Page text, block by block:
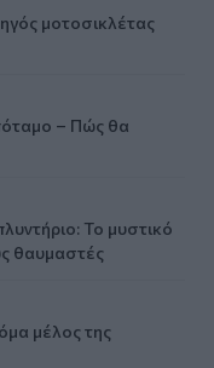
μοτοσικλέτας
– Πώς θα
Το μυστικό
θαυμαστές
μέλος της